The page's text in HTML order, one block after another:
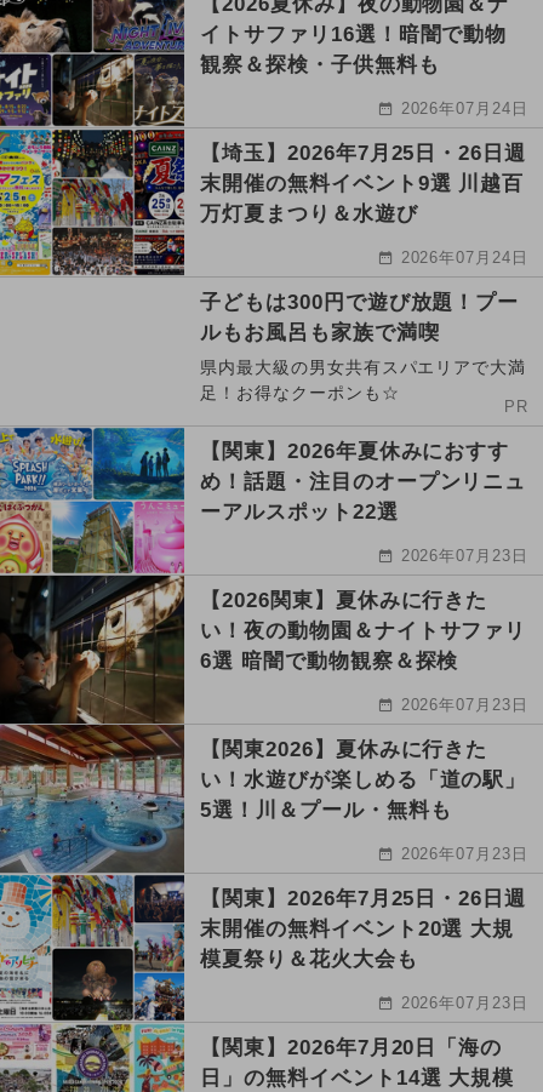
イトサファリ16選！暗闇で動物
観察＆探検・子供無料も
2026年07月24日
【埼玉】2026年7月25日・26日週
末開催の無料イベント9選 川越百
万灯夏まつり＆水遊び
2026年07月24日
子どもは300円で遊び放題！プー
ルもお風呂も家族で満喫
県内最大級の男女共有スパエリアで大満
足！お得なクーポンも☆
PR
【関東】2026年夏休みにおすす
め！話題・注目のオープンリニュ
ーアルスポット22選
2026年07月23日
【2026関東】夏休みに行きた
い！夜の動物園＆ナイトサファリ
6選 暗闇で動物観察＆探検
2026年07月23日
【関東2026】夏休みに行きた
い！水遊びが楽しめる「道の駅」
5選！川＆プール・無料も
2026年07月23日
【関東】2026年7月25日・26日週
末開催の無料イベント20選 大規
模夏祭り＆花火大会も
2026年07月23日
【関東】2026年7月20日「海の
日」の無料イベント14選 大規模